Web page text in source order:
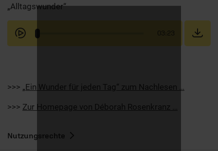
„Alltagswunder“
03:23
>>> „Ein Wunder für jeden Tag“ zum Nachlesen …
>>> Zur Homepage von Déborah Rosenkranz …
Nutzungsrechte